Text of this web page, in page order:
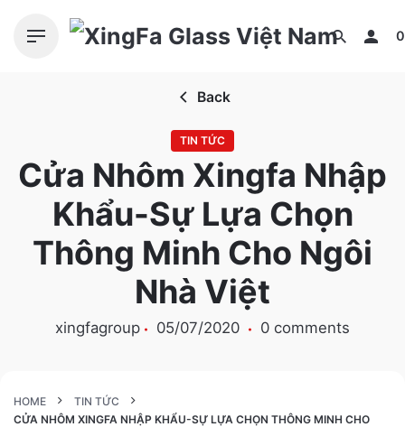
0
Back
TIN TỨC
Cửa Nhôm Xingfa Nhập
Khẩu-Sự Lựa Chọn
Thông Minh Cho Ngôi
Nhà Việt
xingfagroup 05/07/2020 0 comments
HOME
TIN TỨC
CỬA NHÔM XINGFA NHẬP KHẨU-SỰ LỰA CHỌN THÔNG MINH CHO